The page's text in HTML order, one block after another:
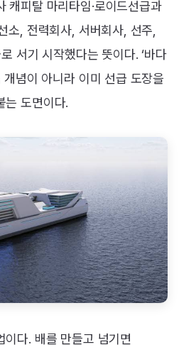
캐피탈 마리타임·로이드선급과
소, 전력회사, 서버회사, 선주,
서기 시작했다는 뜻이다. ‘바다
개념이 아니라 이미 선급 도장을
는 도면이다.
다. 배를 만들고 넘기면